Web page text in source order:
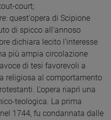
court;
: quest'opera di Scipione
di spicco all'annoso
dichiara lecito l'interesse
più ampia circolazione
di tesi favorevoli a
religiosa al comportamento
L'opera riaprì una
teologica. La prima
1744, fu condannata dalle